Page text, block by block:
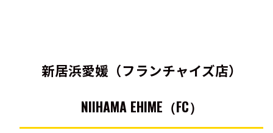
新居浜愛媛（フランチャイズ店）
NIIHAMA EHIME（FC）